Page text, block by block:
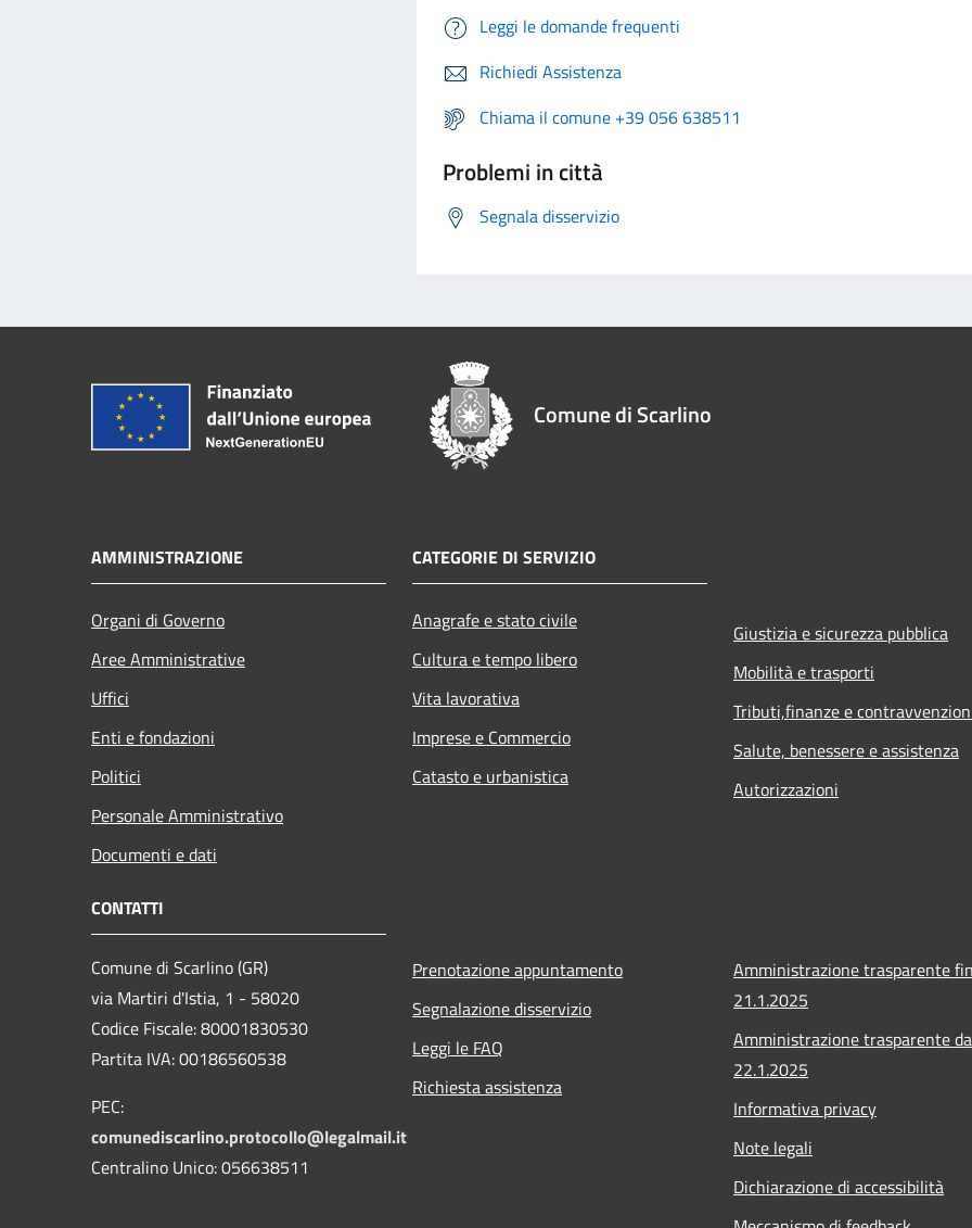
Leggi le domande frequenti
Richiedi Assistenza
Chiama il comune +39 056 638511
Problemi in città
Segnala disservizio
Comune di Scarlino
AMMINISTRAZIONE
Organi di Governo
Aree Amministrative
Uffici
Enti e fondazioni
Politici
Personale Amministrativo
Documenti e dati
CATEGORIE DI SERVIZIO
Anagrafe e stato civile
Cultura e tempo libero
Vita lavorativa
Imprese e Commercio
Catasto e urbanistica
Giustizia e sicurezza pubblica
Mobilità e trasporti
Tributi,finanze e
Salute, benessere e assistenza
Autorizzazioni
CONTATTI
Comune di Scarlino (GR)
via Martiri d'Istia, 1 - 58020
Codice Fiscale: 80001830530
Partita IVA: 00186560538
PEC:
comunediscarlino.protocollo@legalmail.it
Centralino Unico: 056638511
Prenotazione appuntamento
Segnalazione disservizio
Leggi le FAQ
Richiesta assistenza
Amministrazione trasparente
21.1.2025
Amministrazione trasparente
22.1.2025
Informativa privacy
Note legali
Dichiarazione di accessibilità